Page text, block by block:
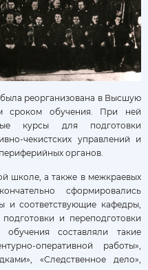
реорганизована в Высшую
обучения. При ней
курсы для подготовки
чекистских управлений и
органов.
школе, а также в межкраевых
сформировались
и соответствующие кафедры,
и переподготовки
составляли такие
оперативной работы»,
«Следственное дело»,